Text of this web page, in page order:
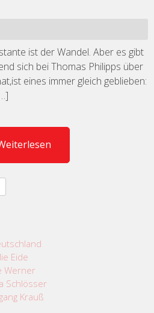
ist der Wandel. Aber es gibt
sich bei Thomas Philipps über
eines immer gleich geblieben:
Eide
Werner
Schlösser
Krauß